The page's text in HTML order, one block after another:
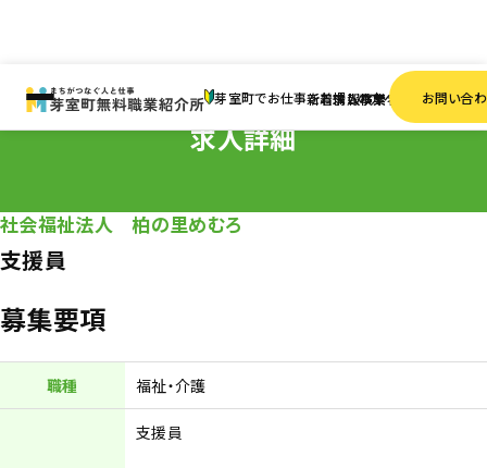
芽室町でお仕事をお探しの方へ
新着情報求人検索事業者一覧お問い合
求人詳細
社会福祉法人 柏の里めむろ
支援員
募集要項
職種 福祉・介護
支援員